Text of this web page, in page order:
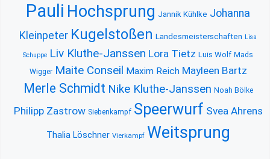
Pauli Hochsprung Jannik Kühlke Johanna
Kleinpeter Kugelstoßen Landesmeisterschaften Lisa
Schuppe Liv Kluthe-Janssen Lora Tietz Luis Wolf Mads
Wigger Maite Conseil Maxim Reich Mayleen Bartz
Merle Schmidt Nike Kluthe-Janssen Noah Bölke
Philipp Zastrow Siebenkampf Speerwurf Svea Ahrens
Thalia Löschner Vierkampf Weitsprung